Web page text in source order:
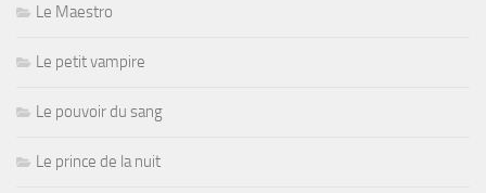
Le Maestro
Le petit vampire
Le pouvoir du sang
Le prince de la nuit